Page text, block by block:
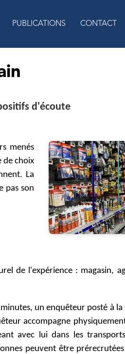
PUBLICATIONS CONTACT
d'écoute
menés
de choix
La
pas son
de l'expérience : magasin,
un enquêteur posté à
accompagne
avec lui dans les
peuvent être